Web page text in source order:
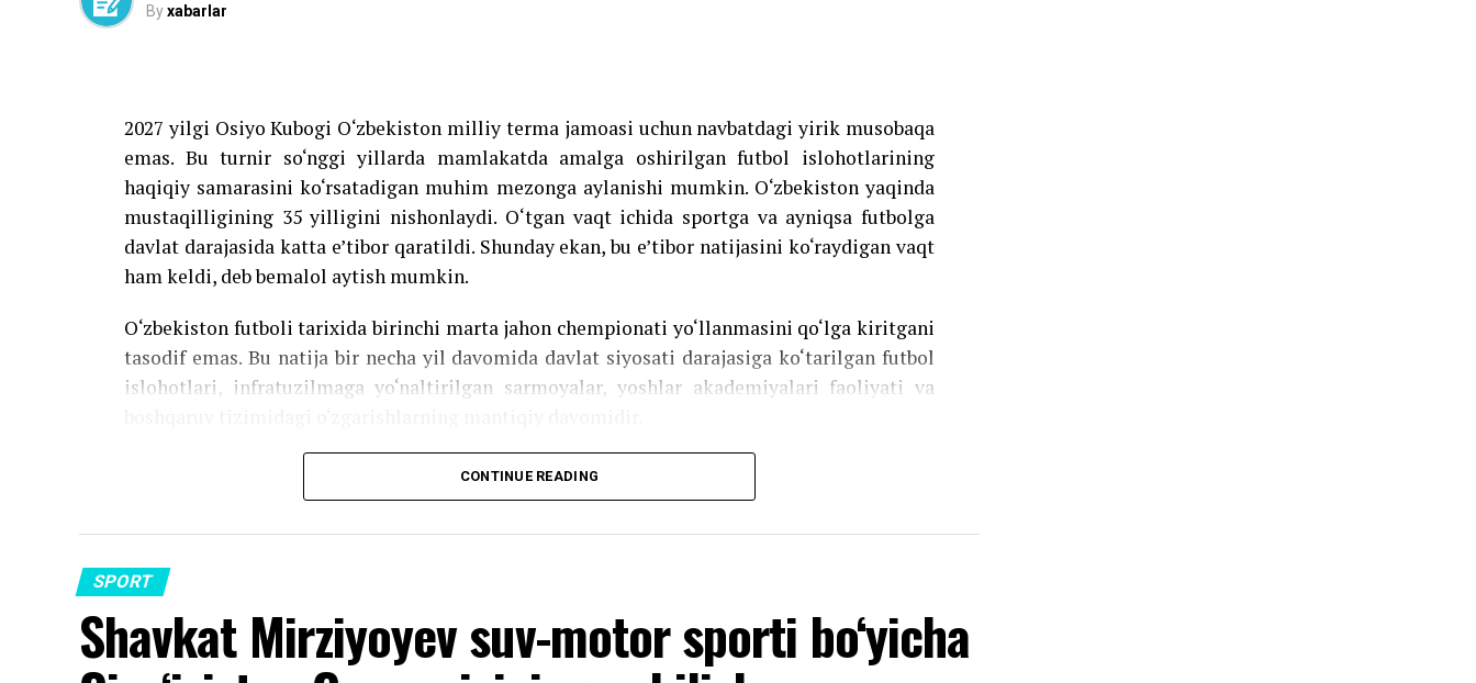
Byxabarlar
2027 yilgi Osiyo Kubogi O‘zbekiston milliy terma jamoasi uchun navbatdagi yirik musobaqa
emas. Bu turnir so‘nggi yillarda mamlakatda amalga oshirilgan futbol islohotlarining
haqiqiy samarasini ko‘rsatadigan muhim mezonga aylanishi mumkin. O‘zbekiston yaqinda
mustaqilligining 35 yilligini nishonlaydi. O‘tgan vaqt ichida sportga va ayniqsa futbolga
davlat darajasida katta e’tibor qaratildi. Shunday ekan, bu e’tibor natijasini ko‘raydigan vaqt
ham keldi, deb bemalol aytish mumkin.
O‘zbekiston futboli tarixida birinchi marta jahon chempionati yo‘llanmasini qo‘lga kiritgani
tasodif emas. Bu natija bir necha yil davomida davlat siyosati darajasiga ko‘tarilgan futbol
islohotlari, infratuzilmaga yo‘naltirilgan sarmoyalar, yoshlar akademiyalari faoliyati va
Ammo eng katta savol hali ham ochiq qolmoqda: bu o‘sish Osiyo Kubogida chempionlik
Davlat siyosati o‘z samarasini bermoqda
So‘nggi yillarda Prezident Shavkat Mirziyoyev rahbarligida futbolni rivojlantirish davlat
siyosatining muhim yo‘nalishlaridan biriga aylandi. Bu jarayon faqat kattalar futboli bilan
cheklanib qolmadi.
CONTINUE READING
SPORT
Shavkat Mirziyoyev suv-motor sporti bo‘yicha